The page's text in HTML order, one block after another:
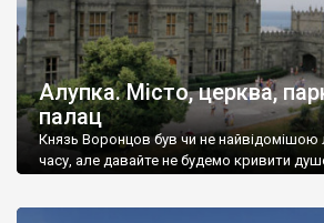
Алупка. Місто, церква,
палац
Князь Воронцов був чи не
часу, але давайте не будемо кривити